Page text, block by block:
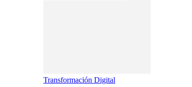
Transformación Digital